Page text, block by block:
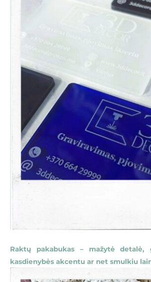
Raktų pakabukas – mažytė
kasdienybės akcentu ar net smulkiu